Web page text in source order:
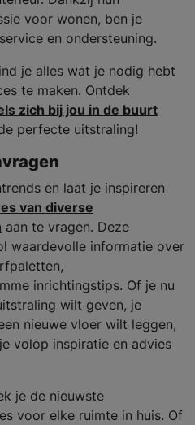
voor wonen, ben je
en ondersteuning.
je alles wat je nodig hebt
te maken. Ontdek
zich bij jou in de buurt
perfecte uitstraling!
en laat je inspireren
van diverse
aan te vragen. Deze
waardevolle informatie over
inrichtingstips. Of je nu
wilt geven, je
nieuwe vloer wilt leggen,
volop inspiratie en advies
je de nieuwste
voor elke ruimte in huis. Of